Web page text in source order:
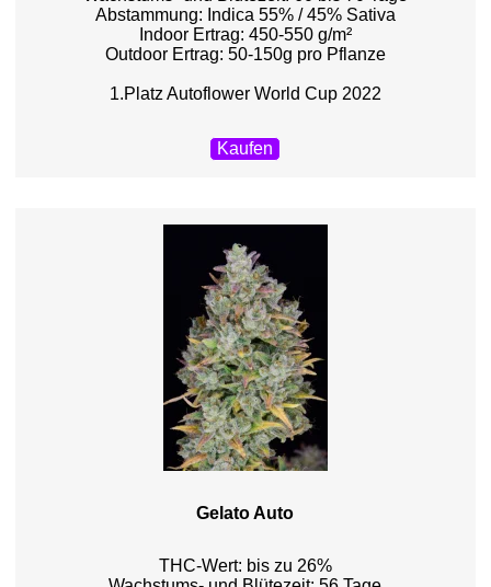
Abstammung: Indica 55% / 45% Sativa
Indoor Ertrag: 450-550 g/m²
Outdoor Ertrag: 50-150g pro Pflanze
1.Platz Autoflower World Cup 2022
Kaufen
Gelato Auto
THC-Wert: bis zu 26%